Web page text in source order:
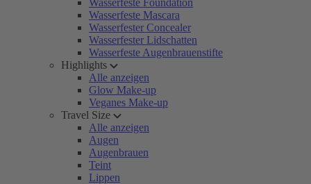
Wasserfeste Foundation
Wasserfeste Mascara
Wasserfester Concealer
Wasserfester Lidschatten
Wasserfeste Augenbrauenstifte
Highlights
Alle anzeigen
Glow Make-up
Veganes Make-up
Travel Size
Alle anzeigen
Augen
Augenbrauen
Teint
Lippen